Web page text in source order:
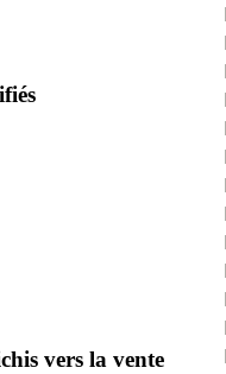
vers la vente